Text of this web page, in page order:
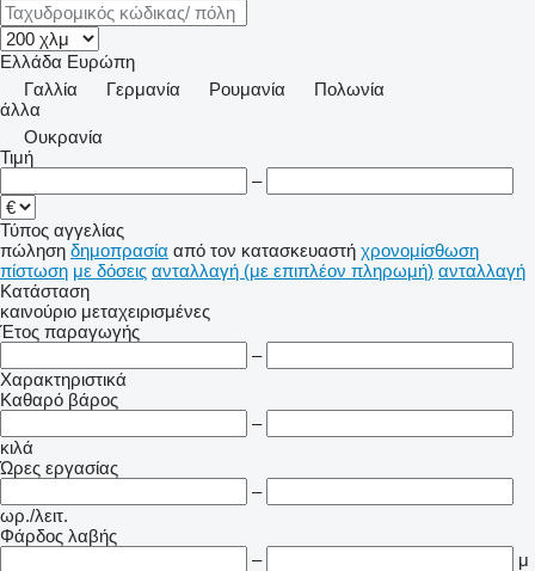
Ελλάδα Ευρώπη
Γαλλία
Γερμανία Ρουμανία
Πολωνία
άλλα
Ουκρανία
Τιμή
–
Τύπος αγγελίας
πώληση δημοπρασία από τον κατασκευαστή χρονομίσθωση
πίστωση με δόσεις ανταλλαγή (με επιπλέον πληρωμή) ανταλλαγή
Κατάσταση
καινούριο μεταχειρισμένες
Έτος παραγωγής
–
Χαρακτηριστικά
Καθαρό βάρος
–
κιλά
Ώρες εργασίας
–
ωρ./λειτ.
Φάρδος λαβής
–
μ